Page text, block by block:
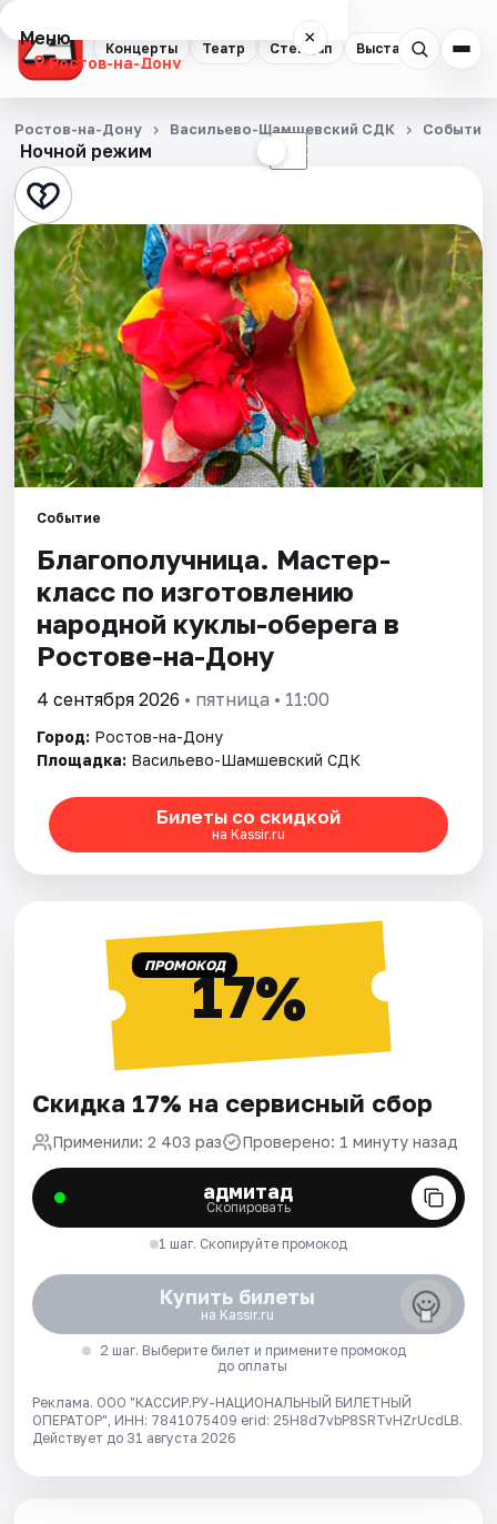
Концерты Театр Стендап Выставки
Меню ×
Ростов-на-Дону
Концерты
Театр
Стендап
Выставки
Квесты
Экскурсии
Спорт
События
Города
Площадки
Артисты
Рейтинги
Ночной режим ☾
Ростов-на-Дону Васильево-Шамшевский СДК События
Событие
Благополучница. Мастер-
класс по изготовлению
народной куклы-оберега в
Ростове-на-Дону
4 сентября 2026 • пятница • 11:00
Город: Ростов-на-Дону
Площадка: Васильево-Шамшевский СДК
Билеты со скидкой
на Kassir.ru
ПРОМОКОД17%
Скидка 17% на сервисный сбор
Применили: 2 403 раз Проверено: 1 минуту назад
адмитад
Скопировать
1 шаг. Скопируйте промокод
Купить билеты
на Kassir.ru
2 шаг. Выберите билет и примените промокод
до оплаты
Реклама. ООО "КАССИР.РУ-НАЦИОНАЛЬНЫЙ БИЛЕТНЫЙ
ОПЕРАТОР", ИНН: 7841075409 erid: 25H8d7vbP8SRTvHZrUcdLB.
Действует до 31 августа 2026